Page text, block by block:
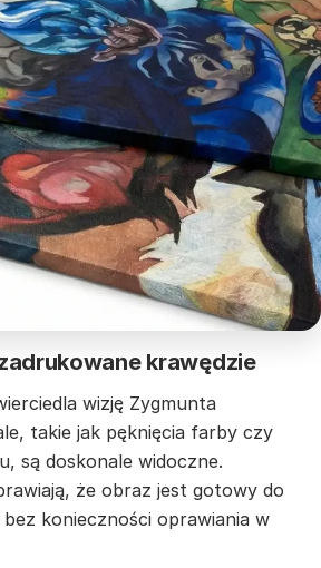
krawędzie
wizję Zygmunta
takie jak pęknięcia farby czy
są doskonale widoczne.
że obraz jest gotowy do
konieczności oprawiania w